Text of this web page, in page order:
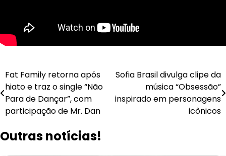
Navegação
de
Post
Fat Family retorna após
hiato e traz o single “Não
Para de Dançar”, com
participação de Mr. Dan
Sofia Brasil divulga clipe da
música “Obsessão”
inspirado em personagens
icônicos
Outras notícias!